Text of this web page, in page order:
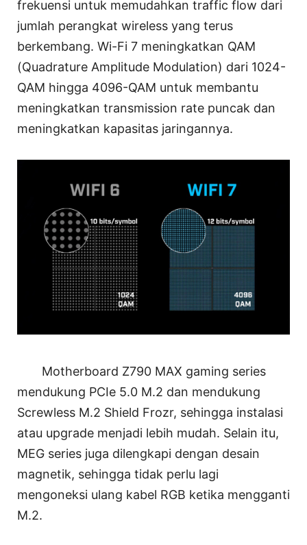
frekuensi untuk memudahkan traffic flow dari
jumlah perangkat wireless yang terus
berkembang. Wi-Fi 7 meningkatkan QAM
(Quadrature Amplitude Modulation) dari 1024-
QAM hingga 4096-QAM untuk membantu
meningkatkan transmission rate puncak dan
meningkatkan kapasitas jaringannya.
Motherboard Z790 MAX gaming series
mendukung PCIe 5.0 M.2 dan mendukung
Screwless M.2 Shield Frozr, sehingga instalasi
atau upgrade menjadi lebih mudah. Selain itu,
MEG series juga dilengkapi dengan desain
magnetik, sehingga tidak perlu lagi
mengoneksi ulang kabel RGB ketika mengganti
M.2.